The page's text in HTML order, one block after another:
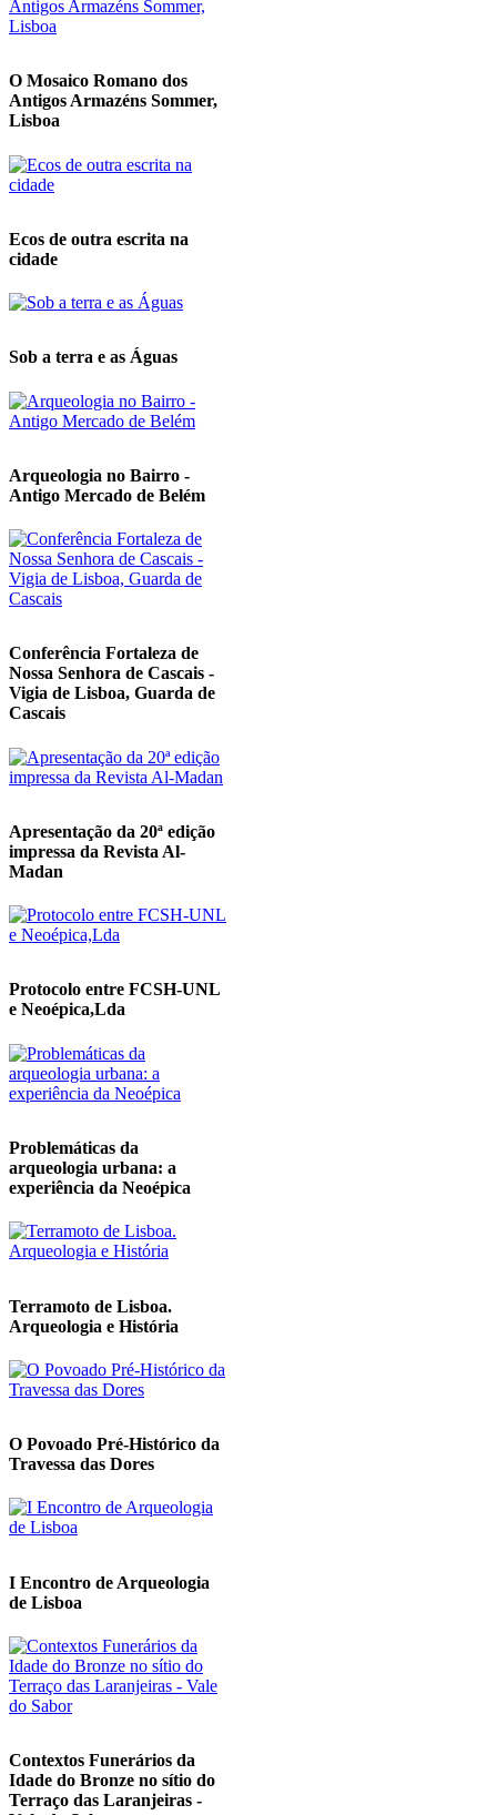
O Mosaico Romano dos
Antigos Armazéns Sommer,
Lisboa
Ecos de outra escrita na
cidade
Sob a terra e as Águas
Arqueologia no Bairro -
Antigo Mercado de Belém
Conferência Fortaleza de
Nossa Senhora de Cascais -
Vigia de Lisboa, Guarda de
Cascais
Apresentação da 20ª edição
impressa da Revista Al-
Madan
Protocolo entre FCSH-UNL
e Neoépica,Lda
Problemáticas da
arqueologia urbana: a
experiência da Neoépica
Terramoto de Lisboa.
Arqueologia e História
O Povoado Pré-Histórico da
Travessa das Dores
I Encontro de Arqueologia
de Lisboa
Contextos Funerários da
Idade do Bronze no sítio do
Terraço das Laranjeiras -